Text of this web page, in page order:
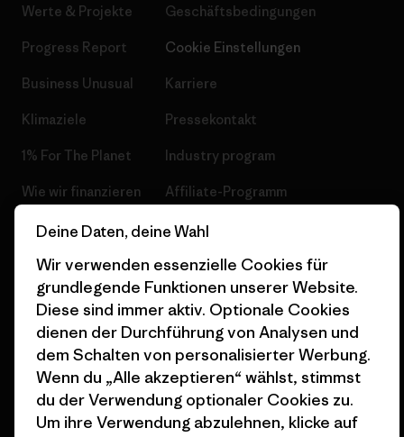
Werte & Projekte
Progress Report
Business Unusual
Klimaziele
1% For The Planet
Wie wir finanzieren
Geschenkgutscheine
Stores in deiner
Nähe
Geschäftsbedingungen
Cookie Einstellungen
Karriere
Pressekontakt
Industry program
Affiliate-Programm
Patagonia Österreich
© 2026 Patagonia, Inc. All Rights Reserved.
Deine Daten, deine Wahl
Wir verwenden essenzielle Cookies für
grundlegende Funktionen unserer Website.
Diese sind immer aktiv. Optionale Cookies
dienen der Durchführung von Analysen und
dem Schalten von personalisierter Werbung.
Wenn du „Alle akzeptieren“ wählst, stimmst
du der Verwendung optionaler Cookies zu.
Um ihre Verwendung abzulehnen, klicke auf